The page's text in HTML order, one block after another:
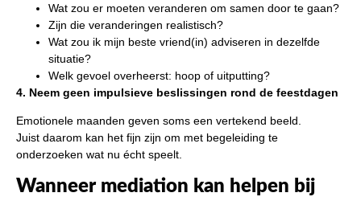
Wat zou er moeten veranderen om samen door te gaan?
Zijn die veranderingen realistisch?
Wat zou ik mijn beste vriend(in) adviseren in dezelfde
situatie?
Welk gevoel overheerst: hoop of uitputting?
4. Neem geen impulsieve beslissingen rond de feestdagen
Emotionele maanden geven soms een vertekend beeld.
Juist daarom kan het fijn zijn om met begeleiding te
onderzoeken wat nu écht speelt.
Wanneer mediation kan helpen bij